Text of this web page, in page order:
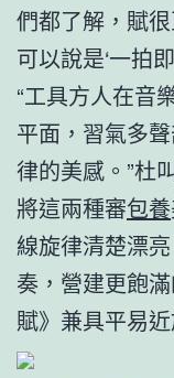
們都了解，賦
可以說是‘一拍
“工具方人在音
平面，習氣多
律的美感。”杜
將這兩種審包養
線旋律清楚漂
奏，營建更飽
賦》兼具平易